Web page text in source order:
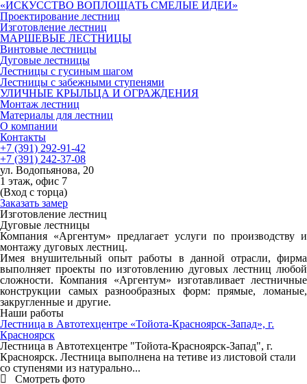
«ИСКУССТВО ВОПЛОЩАТЬ СМЕЛЫЕ ИДЕИ»
Проектирование лестниц
Изготовление лестниц
МАРШЕВЫЕ ЛЕСТНИЦЫ
Винтовые лестницы
Дуговые лестницы
Лестницы с гусиным шагом
Лестницы с забежными ступенями
УЛИЧНЫЕ КРЫЛЬЦА И ОГРАЖДЕНИЯ
Монтаж лестниц
Материалы для лестниц
О компании
Контакты
+7 (391) 292-91-42
+7 (391) 242-37-08
ул. Водопьянова, 20
1 этаж, офис 7
(Вход с торца)
Заказать замер
Изготовление лестниц
Дуговые лестницы
Компания «Аргентум» предлагает услуги по производству и
монтажу дуговых лестниц.
Имея внушительный опыт работы в данной отрасли, фирма
выполняет проекты по изготовлению дуговых лестниц любой
сложности. Компания «Аргентум» изготавливает лестничные
конструкции самых разнообразных форм: прямые, ломаные,
закругленные и другие.
Наши работы
Лестница в Автотехцентре «Тойота-Красноярск-Запад», г.
Красноярск
Лестница в Автотехцентре "Тойота-Красноярск-Запад", г.
Красноярск. Лестница выполнена на тетиве из листовой стали
со ступенями из натурально...

Смотреть фото